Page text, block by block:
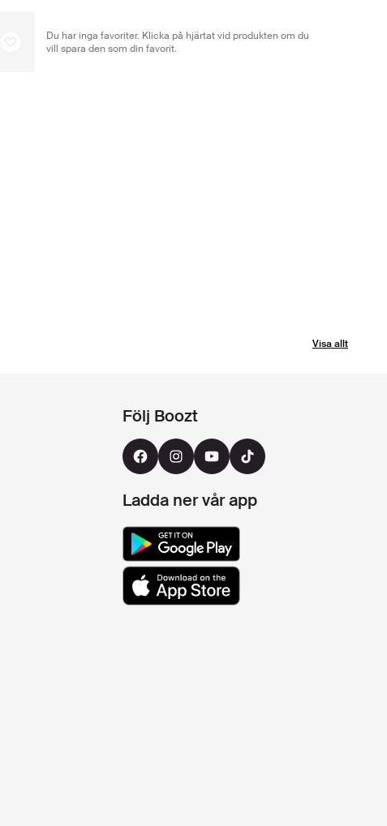
Du har inga favoriter. Klicka på hjärtat vid produkten om du
vill spara den som din favorit.
Visa allt
Följ Boozt
Ladda ner vår app